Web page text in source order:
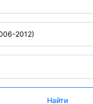
Найти